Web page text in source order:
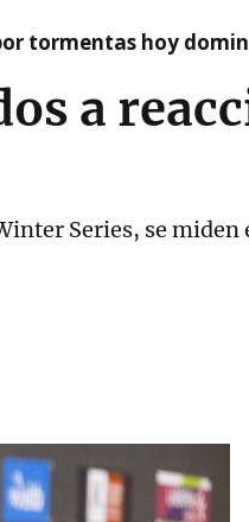
tormentas hoy
a
Series, se miden